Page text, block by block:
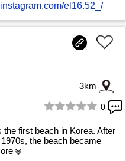
el16.52_/
3km
1/6
0
first beach in Korea. After
the beach became